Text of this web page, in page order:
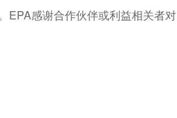
EPA感谢合作伙伴或利益相关者对